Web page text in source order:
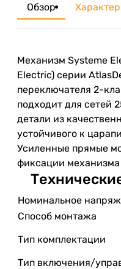
Обзор
Механизм Systeme
Electric) серии
переключателя 2-
подходит для сетей
детали из
устойчивого к
Усиленные прямые
фиксации
Номинальное
Способ монтажа
Тип комплектации
Тип включения/